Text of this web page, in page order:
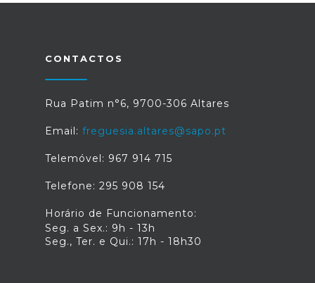
CONTACTOS
Rua Patim n°6, 9700-306 Altares
Email: freguesia.altares@sapo.pt
Telemóvel: 967 914 715
Telefone: 295 908 154
Horário de Funcionamento:
Seg. a Sex.: 9h - 13h
Seg., Ter. e Qui.: 17h - 18h30